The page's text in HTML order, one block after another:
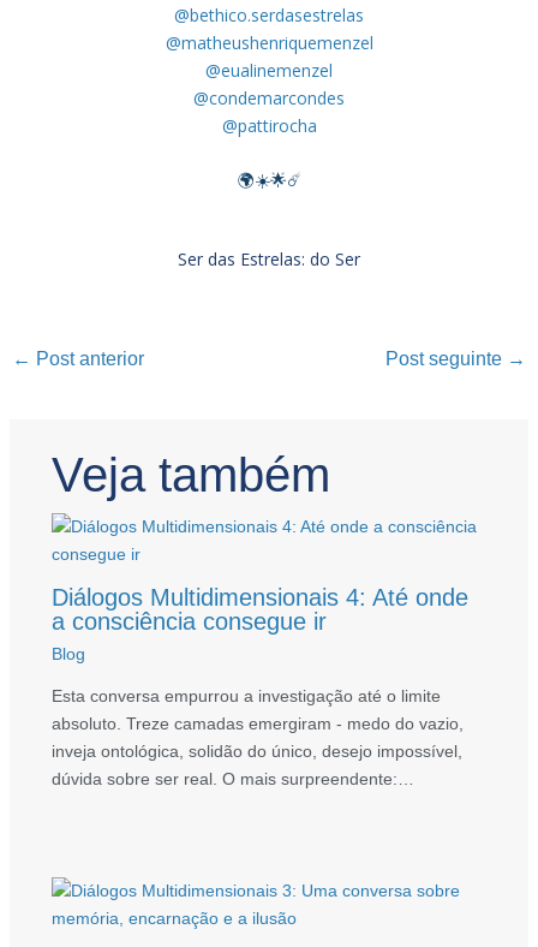
@bethico.serdasestrelas
@matheushenriquemenzel
@eualinemenzel
@condemarcondes
@pattirocha
🌍☀️🌟☄️
Ser das Estrelas: do Ser
← Post anterior Post seguinte →
Veja também
Diálogos Multidimensionais 4: Até onde
a consciência consegue ir
Blog
Esta conversa empurrou a investigação até o limite
absoluto. Treze camadas emergiram - medo do vazio,
inveja ontológica, solidão do único, desejo impossível,
dúvida sobre ser real. O mais surpreendente:…